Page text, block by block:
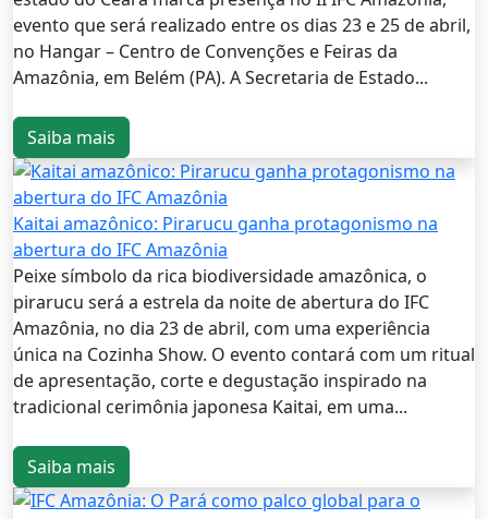
evento que será realizado entre os dias 23 e 25 de abril,
no Hangar – Centro de Convenções e Feiras da
Amazônia, em Belém (PA). A Secretaria de Estado...
Saiba mais
Kaitai amazônico: Pirarucu ganha protagonismo na
abertura do IFC Amazônia
Peixe símbolo da rica biodiversidade amazônica, o
pirarucu será a estrela da noite de abertura do IFC
Amazônia, no dia 23 de abril, com uma experiência
única na Cozinha Show. O evento contará com um ritual
de apresentação, corte e degustação inspirado na
tradicional cerimônia japonesa Kaitai, em uma...
Saiba mais